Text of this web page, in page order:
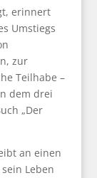
erinnert
Umstiegs
zur
Teilhabe –
dem drei
„Der
an einen
Leben